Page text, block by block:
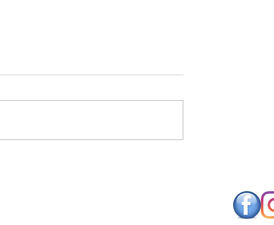
TECNOLOGIAS DE
ENERGIA RENOVÁVEL